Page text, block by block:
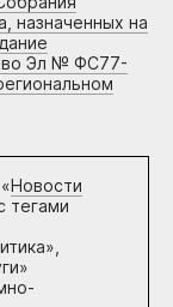
назначенных на
во Эл № ФС77-
Новости
тегами